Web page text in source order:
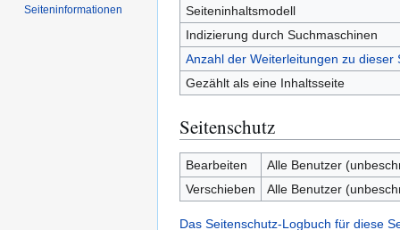
Seiteninhaltsmodell
Indizierung durch Suchmaschinen
Anzahl der Weiterleitungen zu dieser
Gezählt als eine Inhaltsseite
Seitenschutz
Bearbeiten
Alle Benutzer
Verschieben
Alle Benutzer
Das Seitenschutz-Logbuch für diese
Seiten­­informationen